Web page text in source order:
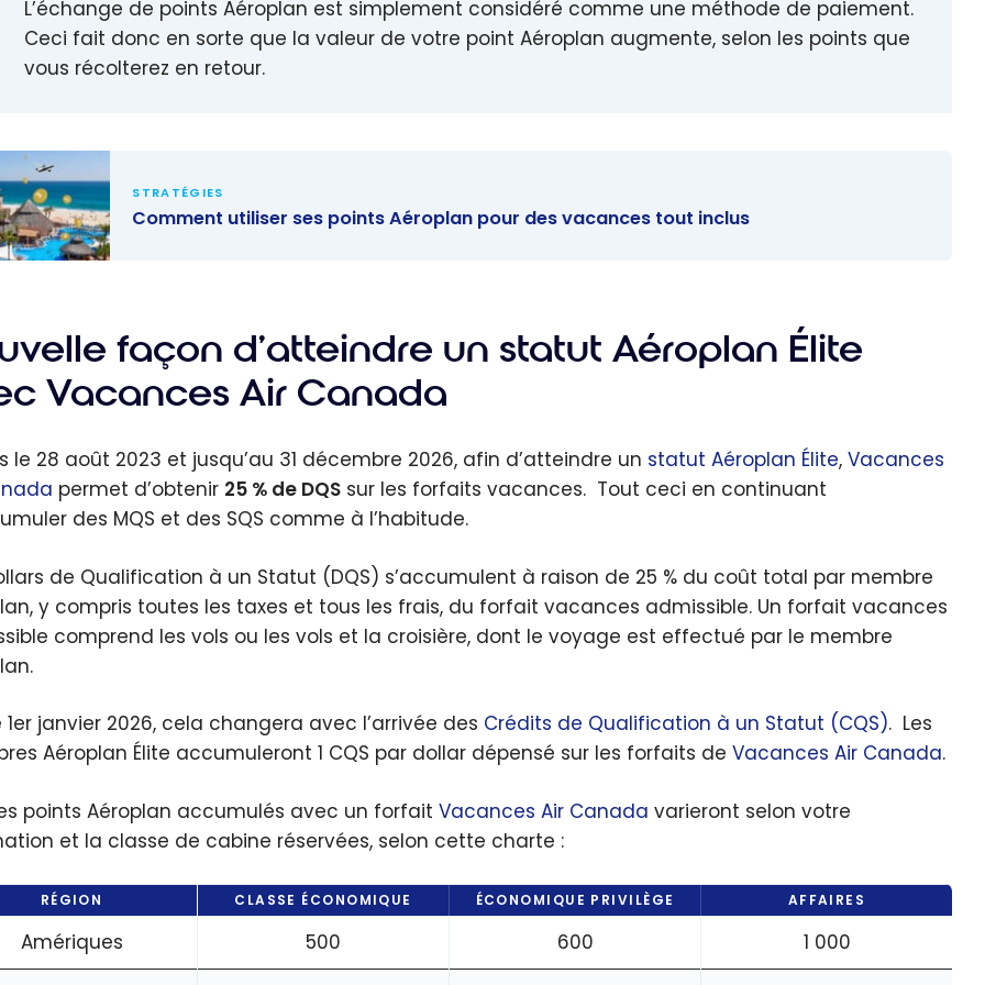
L’échange de points Aéroplan est simplement considéré comme une méthode de paiement.
Ceci fait donc en sorte que la valeur de votre point Aéroplan augmente, selon les points que
vous récolterez en retour.
pour
STRATÉGIES
Comment utiliser ses points Aéroplan pour des vacances tout inclus
façon d’atteindre un statut Aéroplan Élite
Vacances Air Canada
le 28 août 2023 et jusqu’au 31 décembre 2026, afin d’atteindre un statut Aéroplan Élite, Vacances
permet d’obtenir 25 % de DQS sur les forfaits vacances. Tout ceci en continuant
des MQS et des SQS comme à l’habitude.
de Qualification à un Statut (DQS) s’accumulent à raison de 25 % du coût total par membre
y compris toutes les taxes et tous les frais, du forfait vacances admissible. Un forfait vacances
comprend les vols ou les vols et la croisière, dont le voyage est effectué par le membre
1er janvier 2026, cela changera avec l’arrivée des Crédits de Qualification à un Statut (CQS). Les
Aéroplan Élite accumuleront 1 CQS par dollar dépensé sur les forfaits de Vacances Air Canada.
points Aéroplan accumulés avec un forfait Vacances Air Canada varieront selon votre
et la classe de cabine réservées, selon cette charte :
RÉGION CLASSE ÉCONOMIQUE ÉCONOMIQUE PRIVILÈGE AFFAIRES
Amériques 500 600
1 000